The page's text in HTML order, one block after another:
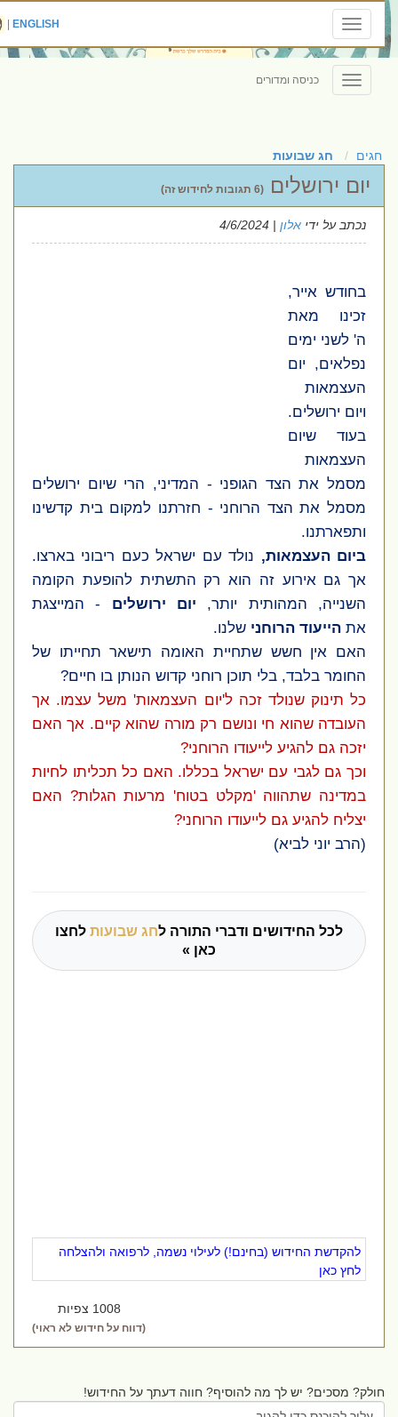
Toggle
navigation
ENGLISH
|
Toggle
navigation
כניסה ומדורים
חגים חג שבועות
יום ירושלים(6 תגובות לחידוש זה)
נכתב על ידיאלון| 4/6/2024
בחודש אייר,
זכינו מאת
ה' לשני ימים
נפלאים, יום
העצמאות
ויום ירושלים.
בעוד שיום
העצמאות
מסמל את הצד הגופני - המדיני, הרי שיום ירושלים
מסמל את הצד הרוחני - חזרתנו למקום בית קדשינו
ותפארתנו.
ביום העצמאות,נולד עם ישראל כעם ריבוני בארצו.
אך גם אירוע זה הוא רק התשתית להופעת הקומה
השנייה, המהותית יותר,יום ירושלים- המייצגת
אתהייעוד הרוחנישלנו.
האם אין חשש שתחיית האומה תישאר תחייתו של
החומר בלבד, בלי תוכן רוחני קדוש הנותן בו חיים?
כל תינוק שנולד זכה ל'יום העצמאות' משל עצמו. אך
העובדה שהוא חי ונושם רק מורה שהוא קיים. אך האם
יזכה גם להגיע לייעודו הרוחני?
וכך גם לגבי עם ישראל בכללו. האם כל תכליתו לחיות
במדינה שתהווה 'מקלט בטוח' מרעות הגלות? האם
יצליח להגיע גם לייעודו הרוחני?
(הרב יוני לביא)
לכל החידושים ודברי התורה לחג שבועותלחצו
כאן »
להקדשת החידוש (בחינם!) לעילוי נשמה, לרפואה ולהצלחה
לחץ כאן
1008 צפיות
(דווח על חידוש לא ראוי)
חולק? מסכים? יש לך מה להוסיף? חווה דעתך על החידוש!